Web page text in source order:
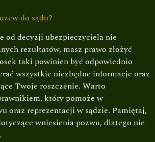
do sądu?
od decyzji ubezpieczyciela nie
rezultatów, masz prawo złożyć
taki powinien być odpowiednio
wszystkie niezbędne informacje oraz
Twoje roszczenie. Warto
który pomoże w
oraz reprezentacji w sądzie. Pamiętaj,
wniesienia pozwu, dlatego nie